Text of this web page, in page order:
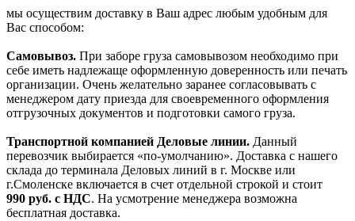
мы осуществим доставку в Ваш адрес любым удобным для
Вас способом:
Самовывоз. При заборе груза самовывозом необходимо при
себе иметь надлежаще оформленную доверенность или печать
организации. Очень желательно заранее согласовывать с
менеджером дату приезда для своевременного оформления
отгрузочных документов и подготовки самого груза.
Транспортной компанией Деловые линии. Данный
перевозчик выбирается «по-умолчанию». Доставка с нашего
склада до терминала Деловых линий в г. Москве или
г.Смоленске включается в счет отдельной строкой и стоит
990 руб. с НДС. На усмотрение менеджера возможна
бесплатная доставка.